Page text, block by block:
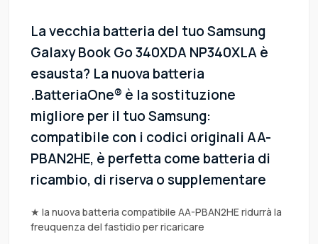
La vecchia batteria del tuo Samsung
Galaxy Book Go 340XDA NP340XLA è
esausta? La nuova batteria
.BatteriaOne® è la sostituzione
migliore per il tuo Samsung:
compatibile con i codici originali AA-
PBAN2HE, è perfetta come batteria di
ricambio, di riserva o supplementare
★ la nuova batteria compatibile AA-PBAN2HE ridurrà la
freuquenza del fastidio per ricaricare